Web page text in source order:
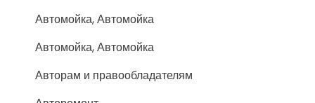
Автомойка, Автомойка
Автомойка, Автомойка
Авторам и правообладателям